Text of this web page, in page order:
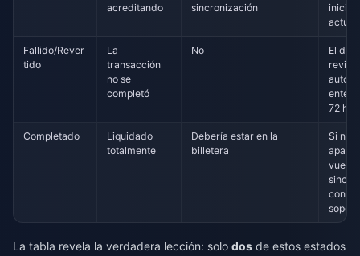
acreditando
sincronización
iniciar
Fallido/Rever
tido
La
transacción
no se
completó
No
El
ente
72
Completado
Liquidado
totalmente
Debería estar en la
billetera
Si no
La tabla revela la verdadera lección: solo dos de estos estados